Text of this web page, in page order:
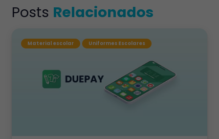
Posts Relacionados
Material escolar Uniformes Escolares